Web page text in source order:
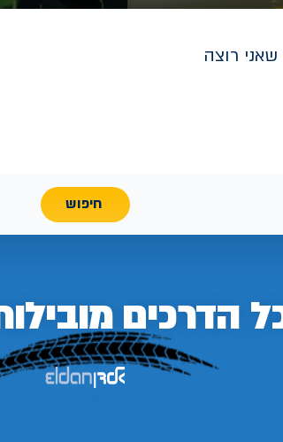
רוצה
חיפוש
הדרכים